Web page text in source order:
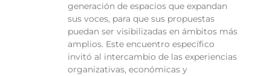
generación de espacios que expandan
sus voces, para que sus propuestas
puedan ser visibilizadas en ámbitos más
amplios. Este encuentro específico
invitó al intercambio de las experiencias
organizativas, económicas y